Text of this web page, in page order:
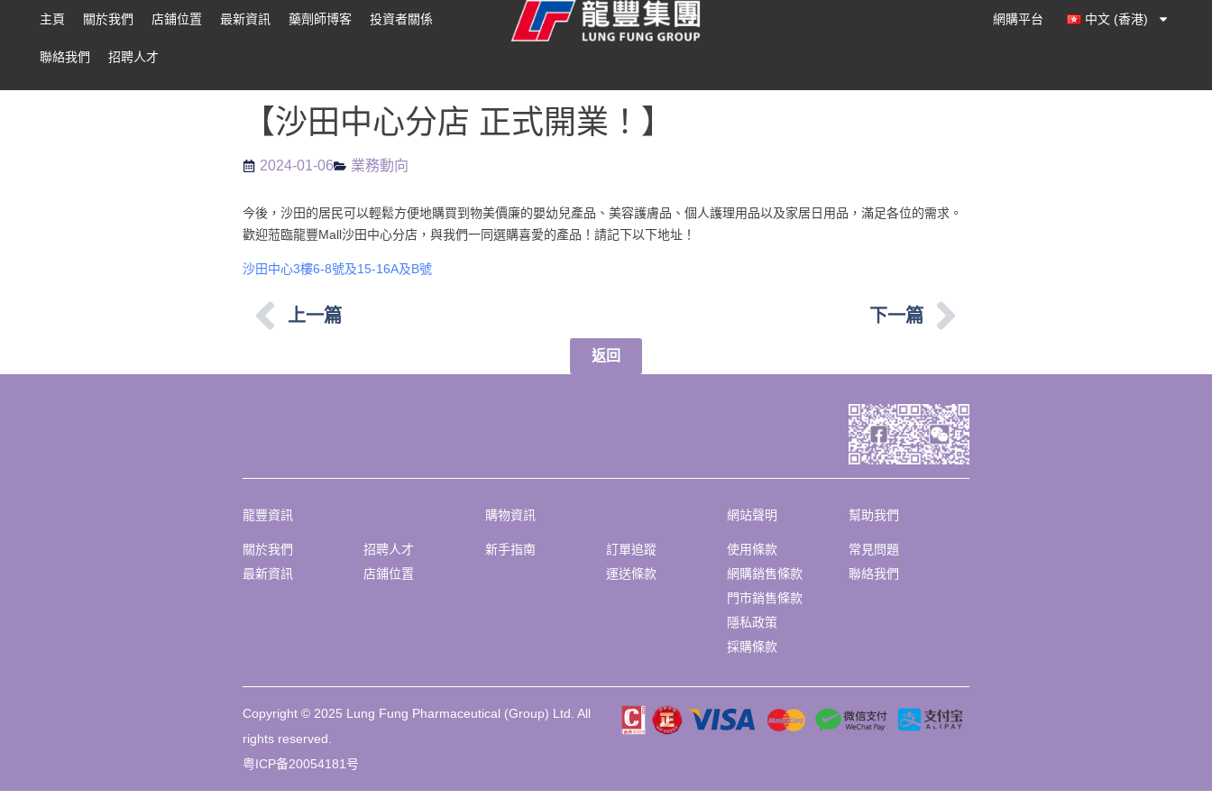
主頁 關於我們 店鋪位置 最新資訊 藥劑師博客 投資者關係
聯絡我們 招聘人才
網購平台 中文 (香港)
【沙田中心分店 正式開業！】
2024-01-06 業務動向
今後，沙田的居民可以輕鬆方便地購買到物美價廉的嬰幼兒產品、美容護膚品、個人護理用品以及家居日用品，滿足各位的需求。
歡迎蒞臨龍豐Mall沙田中心分店，與我們一同選購喜愛的產品！請記下以下地址！
沙田中心3樓6-8號及15-16A及B號
上一篇 下一篇
返回
龍豐資訊 購物資訊 網站聲明 幫助我們
關於我們
最新資訊
招聘人才
店鋪位置
新手指南
訂單追蹤
運送條款
使用條款
網購銷售條款
門市銷售條款
隱私政策
採購條款
常見問題
聯絡我們
Copyright © 2025 Lung Fung Pharmaceutical (Group) Ltd. All
rights reserved.
粤ICP备20054181号